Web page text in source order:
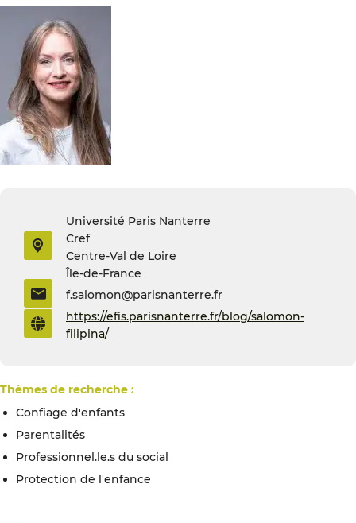
Université Paris Nanterre
Cref
Centre-Val de Loire
Île-de-France
f.salomon@parisnanterre.fr
https://efis.parisnanterre.fr/blog/salomon-
filipina/
Thèmes de recherche :
confiage d'enfants
parentalités
professionnel.le.s du social
protection de l'enfance